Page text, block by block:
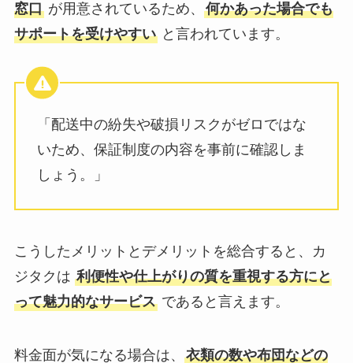
窓口が用意されているため、 何かあった場合でも
サポートを受けやすいと言われています。
「配送中の紛失や破損リスクがゼロではな
いため、保証制度の内容を事前に確認しま
しょう。」
こうしたメリットとデメリットを総合すると、カ
ジタクは 利便性や仕上がりの質を重視する方にと
って魅力的なサービスであると言えます。
料金面が気になる場合は、 衣類の数や布団などの